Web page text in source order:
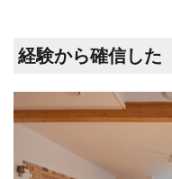
経験から確信した